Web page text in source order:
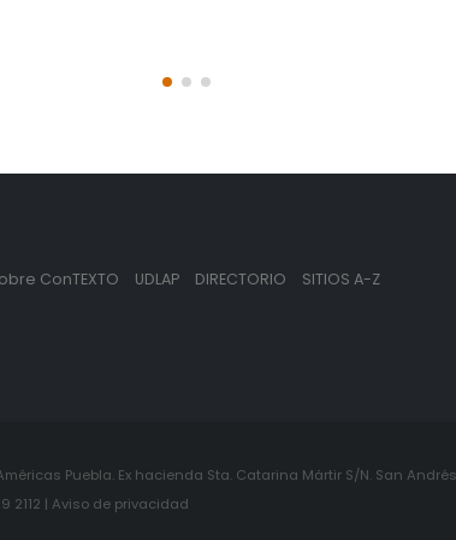
ConTEXTO UDLAP DIRECTORIO SITIOS A-Z
Puebla. Ex hacienda Sta. Catarina Mártir S/N. San
2112 | Aviso de privacidad